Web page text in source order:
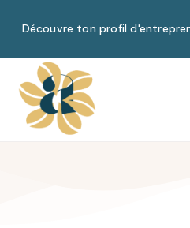
Découvre ton profil